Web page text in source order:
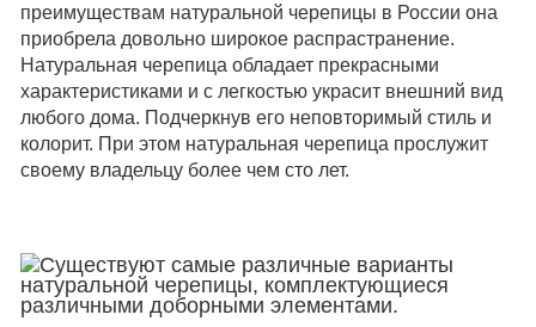
преимуществам натуральной черепицы в России она
приобрела довольно широкое распрастранение.
Натуральная черепица обладает прекрасными
характеристиками и с легкостью украсит внешний вид
любого дома. Подчеркнув его неповторимый стиль и
колорит. При этом натуральная черепица прослужит
своему владельцу более чем сто лет.
Существуют самые различные варианты
натуральной черепицы, комплектующиеся
различными доборными элементами.